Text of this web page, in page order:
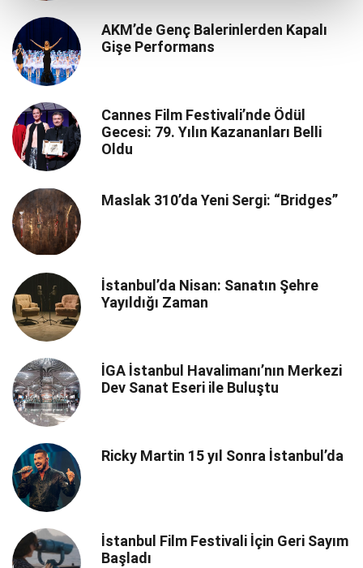
AKM’de Genç Balerinlerden Kapalı
Gişe Performans
Cannes Film Festivali’nde Ödül
Gecesi: 79. Yılın Kazananları Belli
Oldu
Maslak 310’da Yeni Sergi: “Bridges”
İstanbul’da Nisan: Sanatın Şehre
Yayıldığı Zaman
İGA İstanbul Havalimanı’nın Merkezi
Dev Sanat Eseri ile Buluştu
Ricky Martin 15 yıl Sonra İstanbul’da
İstanbul Film Festivali İçin Geri Sayım
Başladı